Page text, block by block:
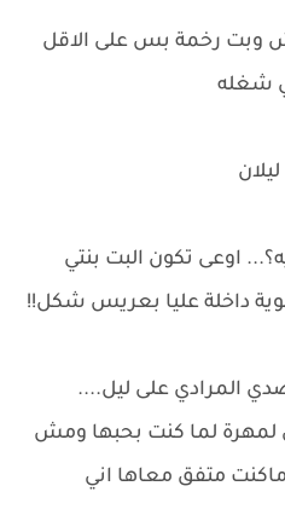
رخمة بس على الاقل
شغله
اوعى تكون البت بنتي
داخلة عليا بعريس شكل!!
المرادي على ليل....
لمهرة لما كنت بحبها ومش
ماكنت متفق معاها اني